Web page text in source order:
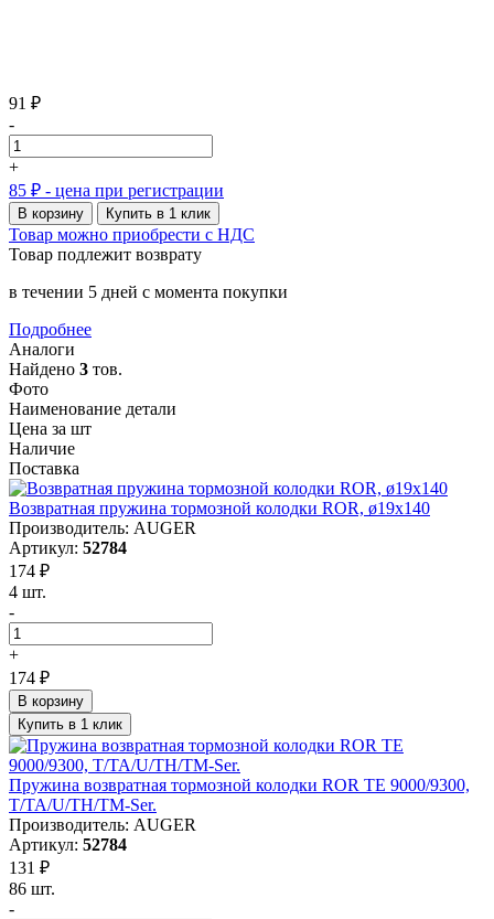
91 ₽
-
+
85 ₽ - цена при регистрации
В корзину Купить в 1 клик
Товар можно приобрести с НДС
Товар подлежит возврату
в течении 5 дней с момента покупки
Подробнее
Аналоги
Найдено 3 тов.
Фото
Наименование детали
Цена за шт
Наличие
Поставка
Возвратная пружина тормозной колодки ROR, ø19x140
Производитель: AUGER
Артикул: 52784
174 ₽
4 шт.
-
+
174 ₽
В корзину
Купить в 1 клик
Пружина возвратная тормозной колодки ROR TE 9000/9300,
T/TA/U/TH/TM-Ser.
Производитель: AUGER
Артикул: 52784
131 ₽
86 шт.
-